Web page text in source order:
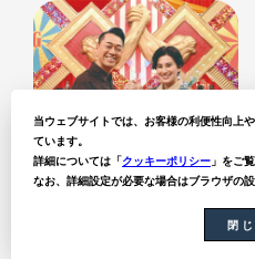
ytvトピッ
当ウェブサイトでは、お客様の利便性向上
ています。
詳細については「クッキーポリシー 」をご
なお、詳細設定が必要な場合はブラウザの
閉